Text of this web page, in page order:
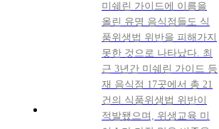
미쉐린 가이드에 이름을
올린 유명 음식점들도 식
품위생법 위반을 피해가지
못한 것으로 나타났다. 최
근 3년간 미쉐린 가이드 등
재 음식점 17곳에서 총 21
건의 식품위생법 위반이
적발됐으며, 위생교육 미